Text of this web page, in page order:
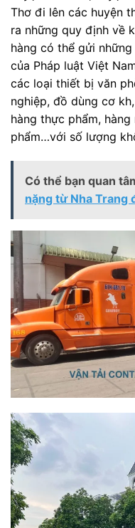
Thơ đi lên các huyện
ra những quy định về
hàng có thể gửi
của Pháp luật Việt
các loại thiết bị văn
nghiệp, đồ dùng cơ
hàng thực phẩm,
phẩm…với số lượng
Có thể bạn quan
nặng từ Nha Trang